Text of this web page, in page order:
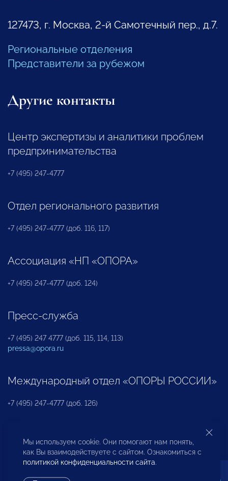
127473, г. Москва, 2-й Самотечный пер., д.7.
Региональные отделения
Представители за рубежом
Другие контакты
Центр экспертизы и аналитики проблем
предпринимательства
+7 (495) 247-4777
Отдел регионального развития
+7 (495) 247-4777 (доб. 116, 117)
Ассоциация «НП «ОПОРА»
+7 (495) 247-4777 (доб. 124)
Пресс-служба
+7 (495) 247 4777 (доб. 115, 114, 113)
pressa@opora.ru
Международный отдел «ОПОРЫ РОССИИ»
+7 (495) 247-4777 (доб. 126)
Бюро по защите прав предпринимателей и
инвесторов
Мы используем cookie. Они помогают нам понять,
как Вы взаимодействуете с сайтом. Ознакомиться с
политикой конфиденциальности сайта.